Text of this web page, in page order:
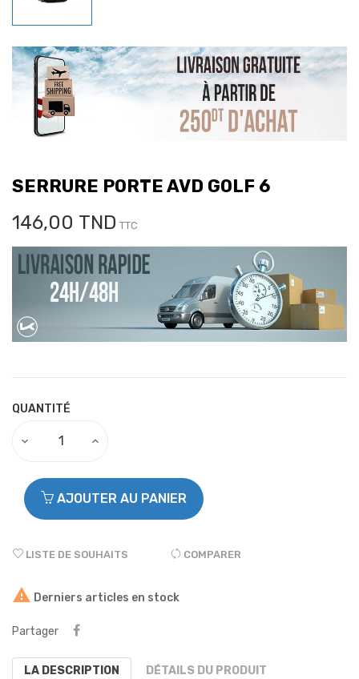
SERRURE PORTE AVD GOLF 6
146,00 TND TTC
QUANTITÉ
AJOUTER AU PANIER
LISTE DE SOUHAITS COMPARER
 Derniers articles en stock
Partager
LA DESCRIPTION DÉTAILS DU PRODUIT